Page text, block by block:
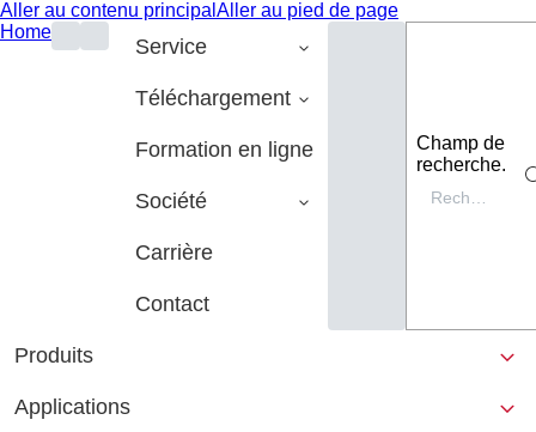
Aller au contenu principal Aller au pied de page
Home
Service
Téléchargement
Formation en ligne
Société
Carrière
Contact
Champ de
recherche.
Produits
Applications